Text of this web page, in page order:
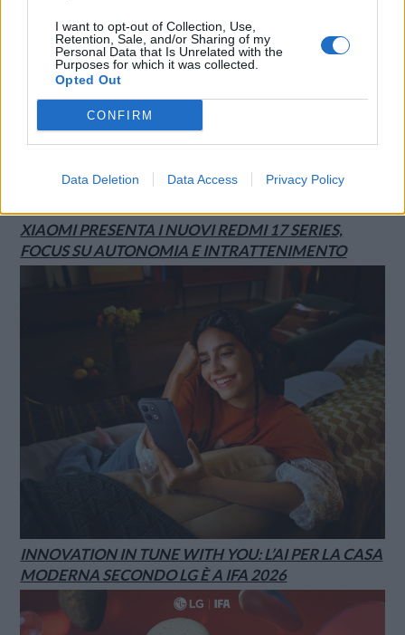
I want to opt-out of Collection, Use,
Retention, Sale, and/or Sharing of my
Personal Data that Is Unrelated with the
Purposes for which it was collected.
Opted Out
CONFIRM
Data Deletion Data Access Privacy Policy
XIAOMI PRESENTA I NUOVI REDMI 17 SERIES,
FOCUS SU AUTONOMIA E INTRATTENIMENTO
INNOVATION IN TUNE WITH YOU: L’AI PER LA CASA
MODERNA SECONDO LG È A IFA 2026